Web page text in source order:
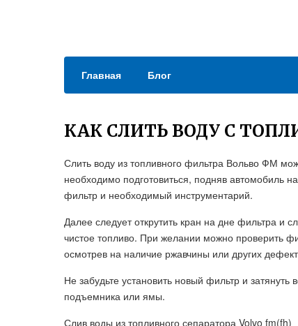
Главная Блог
КАК СЛИТЬ ВОДУ С
Слить воду из топливного фильтра Вольво ФМ
необходимо подготовиться, подняв автомобиль
фильтр и необходимый инструментарий.
Далее следует открутить кран на дне фильтра и
чистое топливо. При желании можно проверить
осмотрев на наличие ржавчины или других
Не забудьте установить новый фильтр и
подъемника или ямы.
Слив воды из топливного сепаратора Volvo fm(fh)